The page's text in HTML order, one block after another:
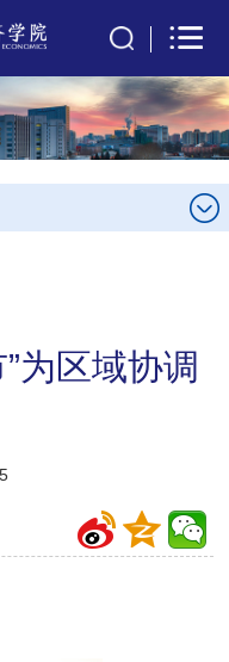
为区域协调